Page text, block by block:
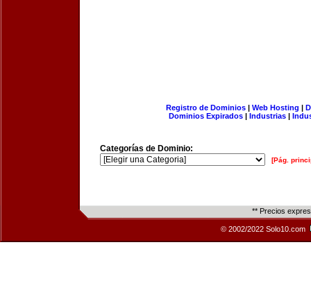
Registro de Dominios| Web Hosting |
Dominios Expirados | Industrias |
Categorías de Dominio:
[Pág.
** Precios
© 2002/2022 Solo10.com